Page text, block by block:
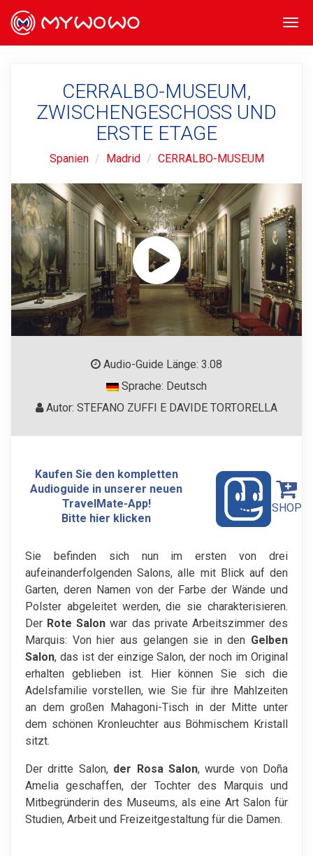
CERRALBO-MUSEUM,
ZWISCHENGESCHOSS UND
ERSTE ETAGE
Spanien Madrid CERRALBO-MUSEUM
Audio-Guide Länge: 3.08
Sprache: Deutsch
Autor: STEFANO ZUFFI E DAVIDE TORTORELLA
Kaufen Sie den kompletten
Audioguide in unserer neuen
TravelMate-App!
Bitte hier klicken
SHOP
Sie befinden sich nun im ersten von drei
aufeinanderfolgenden Salons, alle mit Blick auf den
Garten, deren Namen von der Farbe der Wände und
Polster abgeleitet werden, die sie charakterisieren.
Der Rote Salon war das private Arbeitszimmer des
Marquis: Von hier aus gelangen sie in den Gelben
Salon, das ist der einzige Salon, der noch im Original
erhalten geblieben ist. Hier können Sie sich die
Adelsfamilie vorstellen, wie Sie für ihre Mahlzeiten
an dem großen Mahagoni-Tisch in der Mitte unter
dem schönen Kronleuchter aus Böhmischem Kristall
sitzt.
Der dritte Salon, der Rosa Salon, wurde von Doña
Amelia geschaffen, der Tochter des Marquis und
Mitbegründerin des Museums, als eine Art Salon für
Studien, Arbeit und Freizeitgestaltung für die Damen.